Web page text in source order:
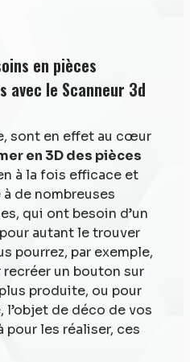
en pièces
avec le Scanneur 3d
sont en effet au cœur
en 3D des pièces
à la fois efficace et
de nombreuses
qui ont besoin d’un
autant le trouver
pourrez, par exemple,
un bouton sur
produite, ou pour
de déco de vos
pour les réaliser, ces